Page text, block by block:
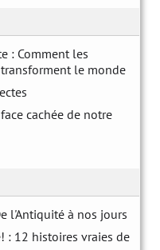
: Comment les
le monde
cachée de notre
l'Antiquité à nos jours
: 12 histoires vraies de